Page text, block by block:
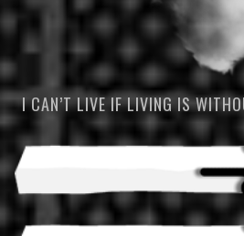
I CAN’T LIVE IF LIVING IS